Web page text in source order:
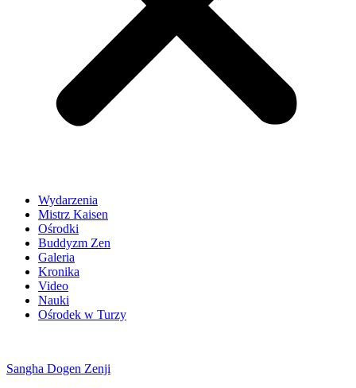
Wydarzenia
Mistrz Kaisen
Ośrodki
Buddyzm Zen
Galeria
Kronika
Video
Nauki
Ośrodek w Turzy
Sangha Dogen Zenji